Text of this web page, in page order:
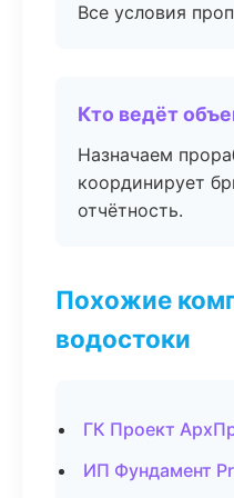
Все условия
Кто ведёт
Назначаем
координирует
отчётность.
Похожие
водостоки
ГК Проект
ИП Фундамент